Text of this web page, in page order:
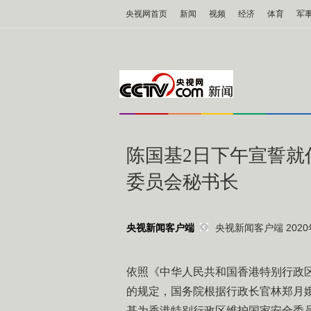
央视网首页 新闻 视频 经济 体育 军
陈国基2日下午宣誓
委员会秘书长
央视新闻客户端 央视新闻客户端
依照《中华人民共和国香港特别行政
的规定，国务院根据行政长官林郑月